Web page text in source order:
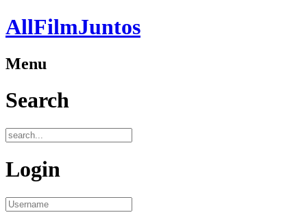
AllFilmJuntos
Menu
Search
Login